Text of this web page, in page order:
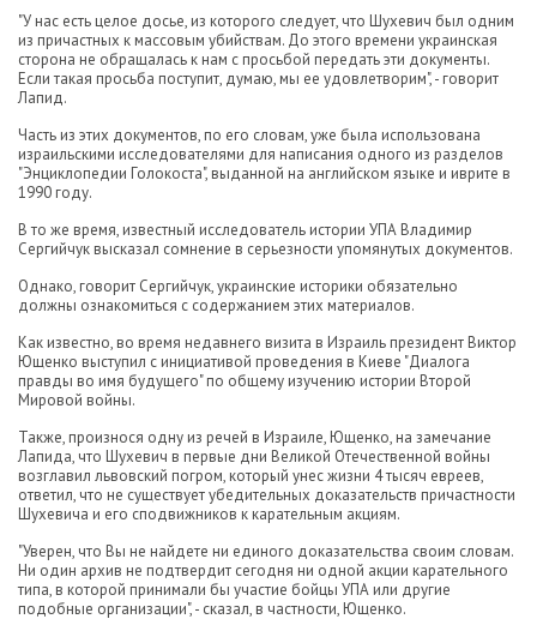
"У нас есть целое досье, из которого следует, что Шухевич был одним
из причастных к массовым убийствам. До этого времени украинская
сторона не обращалась к нам с просьбой передать эти документы.
Если такая просьба поступит, думаю, мы ее удовлетворим", - говорит
Лапид.
Часть из этих документов, по его словам, уже была использована
израильскими исследователями для написания одного из разделов
"Энциклопедии Голокоста", выданной на английском языке и иврите в
1990 году.
В то же время, известный исследователь истории УПА Владимир
Сергийчук высказал сомнение в серьезности упомянутых документов.
Однако, говорит Сергийчук, украинские историки обязательно
должны ознакомиться с содержанием этих материалов.
Как известно, во время недавнего визита в Израиль президент Виктор
Ющенко выступил с инициативой проведения в Киеве "Диалога
правды во имя будущего" по общему изучению истории Второй
Мировой войны.
Также, произнося одну из речей в Израиле, Ющенко, на замечание
Лапида, что Шухевич в первые дни Великой Отечественной войны
возглавил львовский погром, который унес жизни 4 тысяч евреев,
ответил, что не существует убедительных доказательств причастности
Шухевича и его сподвижников к карательным акциям.
"Уверен, что Вы не найдете ни единого доказательства своим словам.
Ни один архив не подтвердит сегодня ни одной акции карательного
типа, в которой принимали бы участие бойцы УПА или другие
подобные организации", - сказал, в частности, Ющенко.